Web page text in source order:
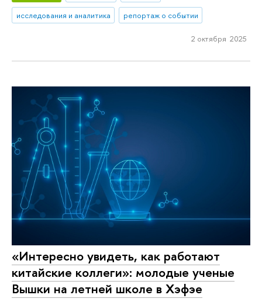
исследования и аналитика репортаж о событии
2 октября 2025
«Интересно увидеть, как работают
китайские коллеги»: молодые ученые
Вышки на летней школе в Хэфэе